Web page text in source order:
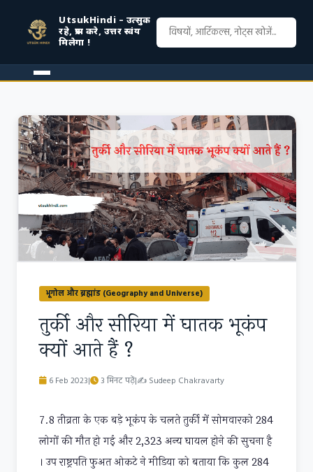
UtsukHindi – उत्सुक
रहे, प्रश्न करे, उत्तर स्वंय
मिलेगा !
भूगोल और ब्रह्मांड (Geography and Universe)
तुर्की और सीरिया में घातक भूकंप
क्यों आते हैं ?
6 Feb 2023| 3 मिनट पढ़ें|✍ Sudeep Chakravarty
7.8 तीव्रता के एक बड़े भूकंप के चलते तुर्की में सोमवारको 284
लोगों की मौत हो गई और 2,323 अन्य घायल होने की सुचना है
। उप राष्ट्रपति फुअत ओकटे ने मीडिया को बताया कि कुल 284